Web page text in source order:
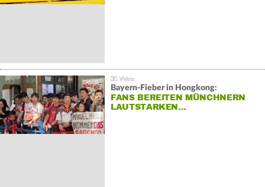
Bayern-Fieber in Hongkong:
FANS BEREITEN MÜNCHNERN
LAUTSTARKEN…